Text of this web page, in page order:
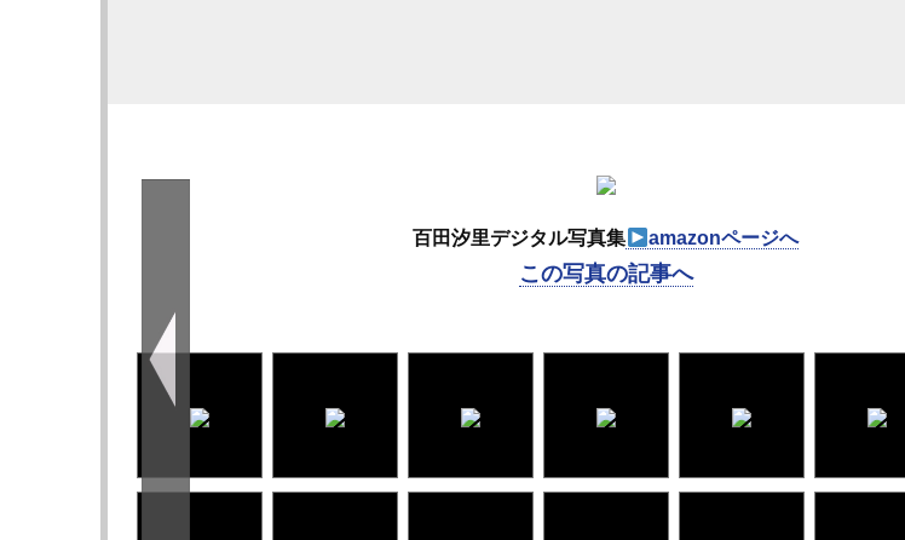
百田汐里デジタル写真集 amazonページへ
この写真の記事へ